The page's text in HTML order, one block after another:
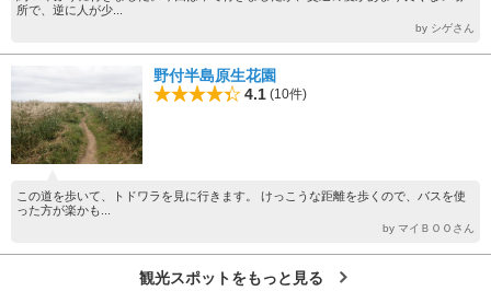
所で、逆に人が少...
by シゲさん
野付半島原生花園
4.1 (10件)
この道を歩いて、トドワラを見に行きます。 けっこうな距離を歩くので、バスを使
った方が楽かも...
by マイＢＯＯさん
観光スポットをもっと見る